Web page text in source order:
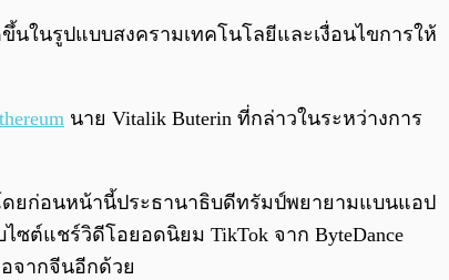
/ 0:00
ในรูปแบบสงครามเทคโนโลยีและเงื่อนไขการให้
นาย Vitalik Buterin ที่กล่าวในระหว่างการ
ดยก่อนหน้านี้ประธานาธิบดีทรัมป์พยายามแบนแอป
ต์แชร์วิดีโอยอดนิยม TikTok จาก ByteDance
จากจีนอีกด้วย